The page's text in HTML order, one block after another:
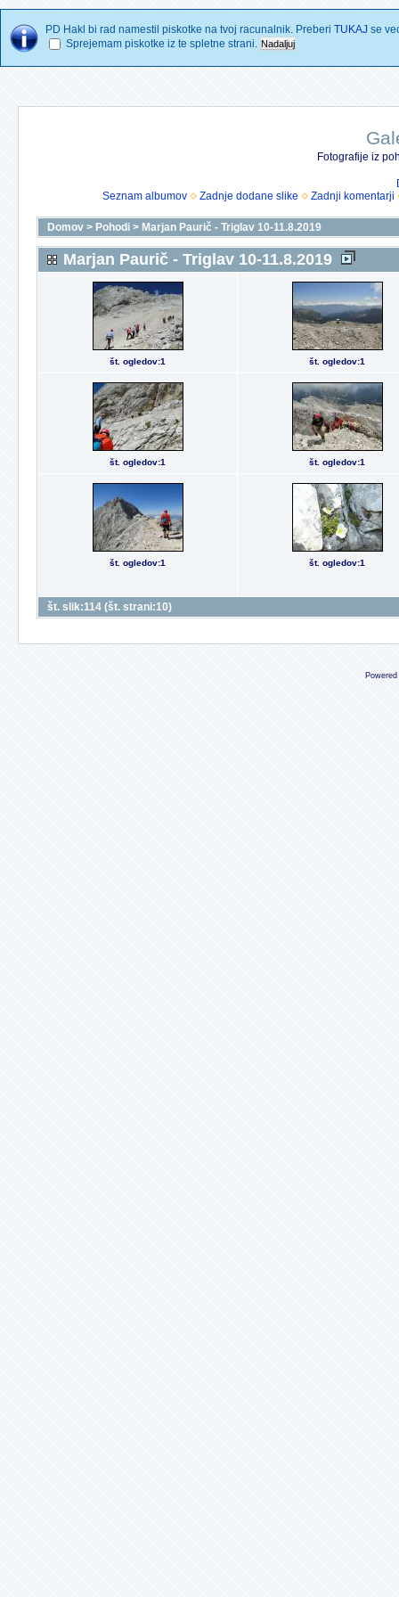
PD Hakl bi rad namestil piskotke na tvoj racunalnik. Preberi TUKAJ se
Sprejemam piskotke iz te spletne strani.
Fotografije iz
Seznam albumov
Zadnje dodane slike Zadnji komentarji
Domov > Pohodi > Marjan Paurič - Triglav 10-11.8.2019
Marjan Paurič - Triglav 10-11.8.2019
št. ogledov:1 št. ogledov:1
št. ogledov:1 št. ogledov:1
št. ogledov:1 št. ogledov:1
št. slik:114 (št. strani:10)